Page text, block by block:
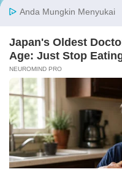
inspiratif